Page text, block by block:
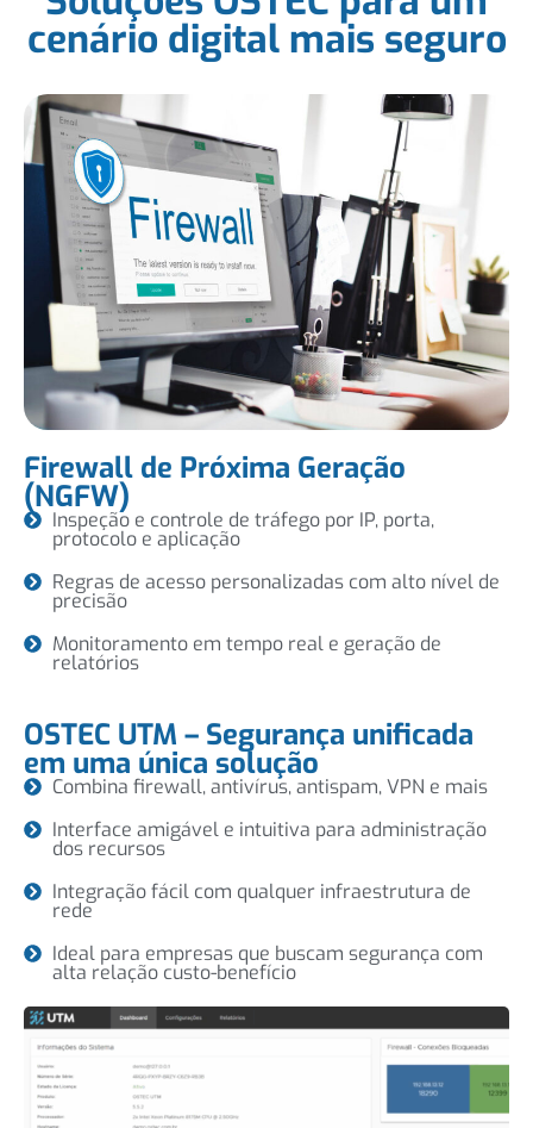
cenário digital mais seguro
Firewall de Próxima Geração
(NGFW)
Inspeção e controle de tráfego por IP, porta,
protocolo e aplicação
Regras de acesso personalizadas com alto nível de
precisão
Monitoramento em tempo real e geração de
relatórios
OSTEC UTM – Segurança unificada
em uma única solução
Combina firewall, antivírus, antispam, VPN e mais
Interface amigável e intuitiva para administração
dos recursos
Integração fácil com qualquer infraestrutura de
rede
Ideal para empresas que buscam segurança com
alta relação custo-benefício